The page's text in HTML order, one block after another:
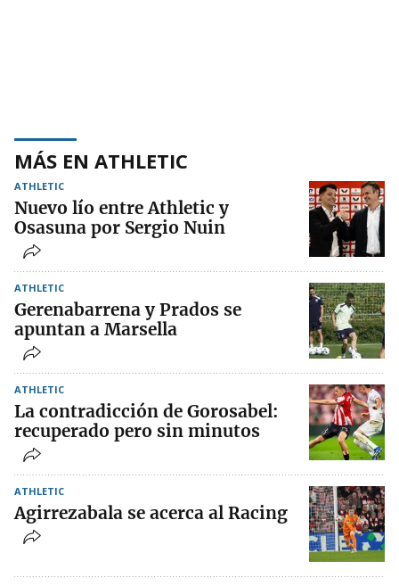
MÁS EN ATHLETIC
ATHLETIC
Nuevo lío entre Athletic y
Osasuna por Sergio Nuin
ATHLETIC
Gerenabarrena y Prados se
apuntan a Marsella
ATHLETIC
La contradicción de Gorosabel:
recuperado pero sin minutos
ATHLETIC
Agirrezabala se acerca al Racing